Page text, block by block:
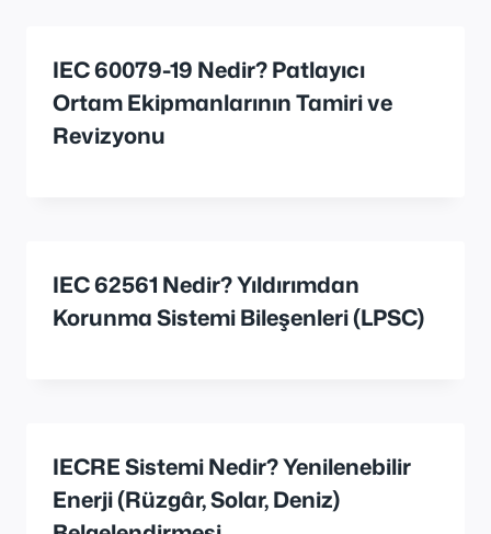
IEC 60079-19 Nedir? Patlayıcı
Ortam Ekipmanlarının Tamiri ve
Revizyonu
IEC 62561 Nedir? Yıldırımdan
Korunma Sistemi Bileşenleri (LPSC)
IECRE Sistemi Nedir? Yenilenebilir
Enerji (Rüzgâr, Solar, Deniz)